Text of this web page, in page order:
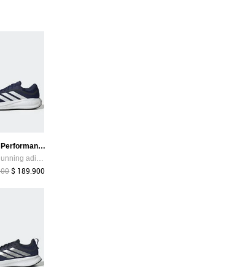
adidas Performance
$ 189.900